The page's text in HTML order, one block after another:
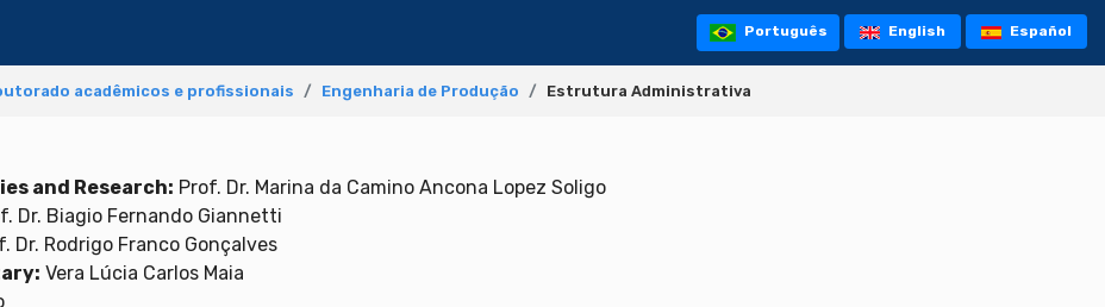
Português English Español
acadêmicos e profissionais Engenharia de Produção Estrutura Administrativa
and Research: Prof. Dr. Marina da Camino Ancona Lopez Soligo
Dr. Biagio Fernando Giannetti
Dr. Rodrigo Franco Gonçalves
Vera Lúcia Carlos Maia